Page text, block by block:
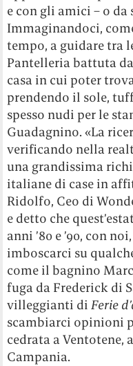
e con gli amici – o
Immaginandoci,
tempo, a guidare tra
Pantelleria battuta
casa in cui poter
prendendo il sole,
spesso nudi per le
Guadagnino. «La
verificando nella
una grandissima
italiane di case in
Ridolfo, Ceo di
e detto che
anni ’80 e ’90, con
imboscarci su
come il bagnino
fuga da Frederick di
villeggianti diFerie
scambiarci opinioni
cedrata a Ventotene,
Campania.